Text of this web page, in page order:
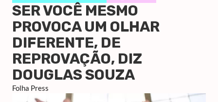
SER VOCÊ MESMO
PROVOCA UM OLHAR
DIFERENTE, DE
REPROVAÇÃO, DIZ
DOUGLAS SOUZA
Folha Press